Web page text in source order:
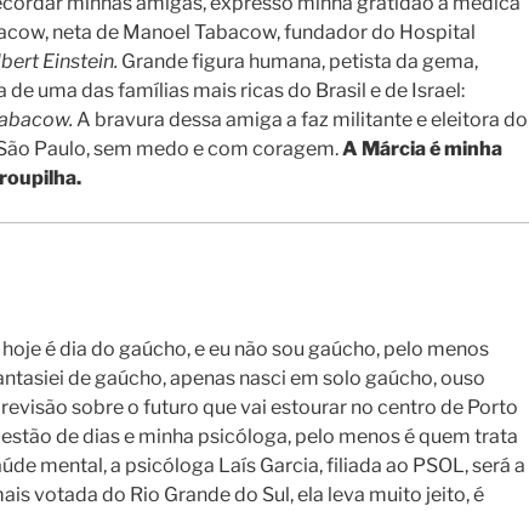
neta de Manoel Tabacow, fundador do Hospital
Einstein. Grande figura humana, petista da gema,
de uma das famílias mais ricas do Brasil e de Israel:
A bravura dessa amiga a faz militante e eleitora do
Paulo, sem medo e com coragem.A Márcia é minha
hoje é dia do gaúcho, e eu não sou gaúcho, pelo menos
de gaúcho, apenas nasci em solo gaúcho, ouso
sobre o futuro que vai estourar no centro de Porto
de dias e minha psicóloga, pelo menos é quem trata
mental, a psicóloga Laís Garcia, filiada ao PSOL, será a
votada do Rio Grande do Sul, ela leva muito jeito, é